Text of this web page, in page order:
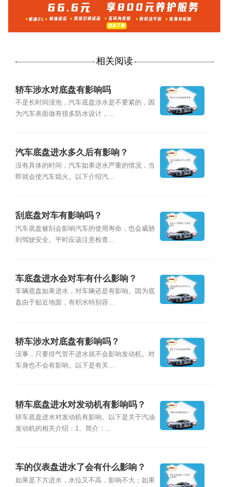
相关阅读
轿车涉水对底盘有影响吗
不是长时间浸泡，汽车底盘涉水是不要紧的，因
为汽车表面做有很多防水设计，...
汽车底盘进水多久后有影响？
没有具体的时间，汽车如果进水严重的情况，当
即就会使汽车熄火。以下介绍汽...
刮底盘对车有影响吗？
汽车底盘被刮会影响汽车的使用寿命，也会威胁
到驾驶安全。平时应该注意检查...
车底盘进水会对车有什么影响？
车辆底盘如果进水，对车辆还是有影响。因为底
盘由于贴近地面，有积水特别容...
轿车涉水对底盘有影响吗？
没事，只要排气管不进水就不会影响发动机。对
车身也不会有影响。以下是有关...
轿车底盘进水对发动机有影响吗？
轿车底盘进水对发动机有影响。以下是关于汽油
发动机的相关介绍：1、简介：...
车的仪表盘进水了会有什么影响？
如果是下方进水，水位又不高，影响不大；如果